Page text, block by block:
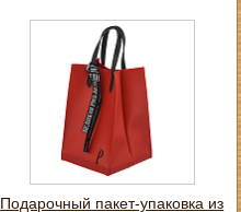
Подарочный пакет-упаковка из